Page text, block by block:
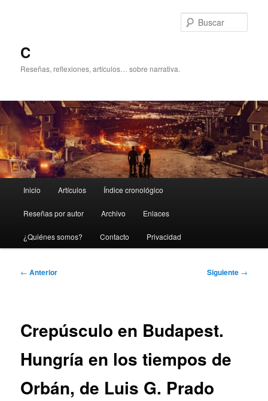
C
Reseñas, reflexiones, artículos… sobre narrativa.
principal
Inicio Artículos Índice cronológico
Reseñas por autor Archivo Enlaces
¿Quiénes somos? Contacto Privacidad
Navegación
← Anterior Siguiente →
Crepúsculo en Budapest.
Hungría en los tiempos de
Orbán, de Luis G. Prado